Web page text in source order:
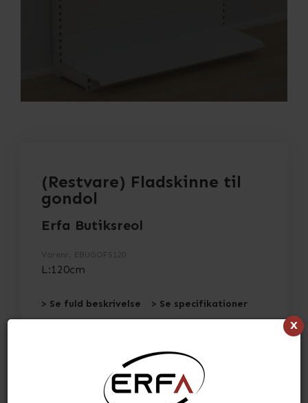
x
(Restvare) Fladskinne til
gondol
Erfa Butiksreol
Varenr. EBUGOFS120
L:120cm
> Se fuld beskrivelse > Se specifikationer
77,71 kr.